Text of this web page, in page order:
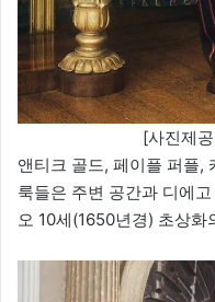
[사진제
앤티크 골드, 페이플 퍼플,
룩들은 주변 공간과 디에
오 10세(1650년경) 초상